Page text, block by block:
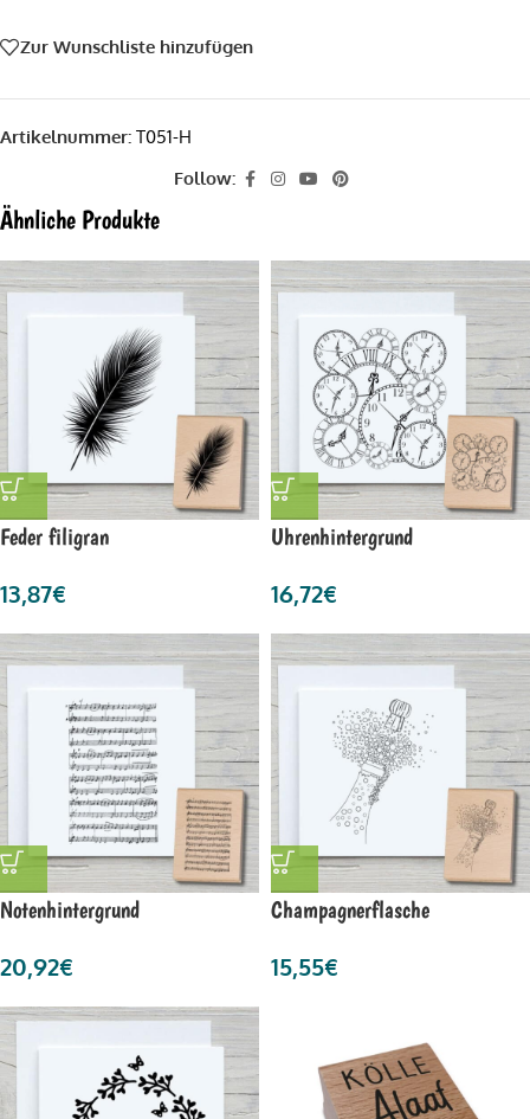
Zur Wunschliste hinzufügen
Artikelnummer: T051-H
Follow:
Ähnliche Produkte
Feder filigran
13,87€
Uhrenhintergrund
16,72€
Notenhintergrund
20,92€
Champagnerflasche
15,55€